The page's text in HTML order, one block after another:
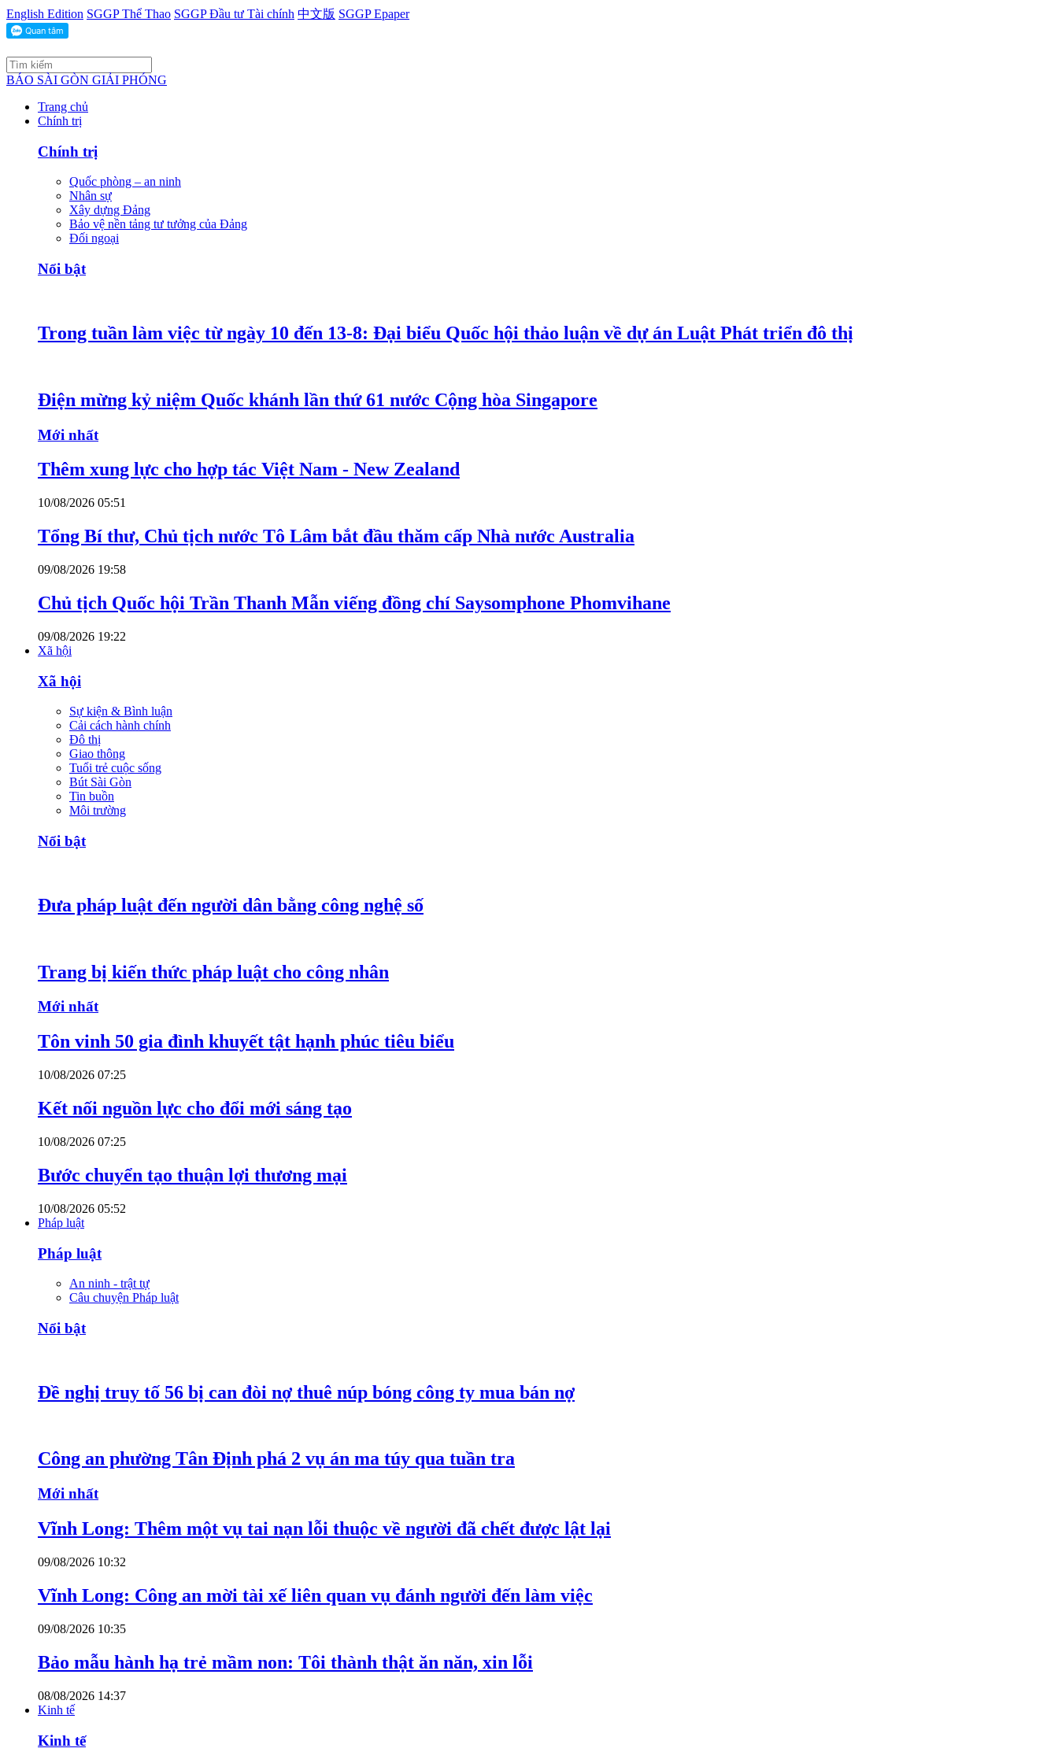
English Edition SGGP Thể Thao SGGP Đầu tư Tài chính 中文版 SGGP Epaper
BÁO SÀI GÒN GIẢI PHÓNG
Trang chủ
Chính trị
Chính trị
Quốc phòng – an ninh
Nhân sự
Xây dựng Đảng
Bảo vệ nền tảng tư tưởng của Đảng
Đối ngoại
Nổi bật
Trong tuần làm việc từ ngày 10 đến 13-8: Đại biểu Quốc hội thảo luận về dự án Luật Phát triển đô thị
Điện mừng kỷ niệm Quốc khánh lần thứ 61 nước Cộng hòa Singapore
Mới nhất
Thêm xung lực cho hợp tác Việt Nam - New Zealand
10/08/2026 05:51
Tổng Bí thư, Chủ tịch nước Tô Lâm bắt đầu thăm cấp Nhà nước Australia
09/08/2026 19:58
Chủ tịch Quốc hội Trần Thanh Mẫn viếng đồng chí Saysomphone Phomvihane
09/08/2026 19:22
Xã hội
Xã hội
Sự kiện & Bình luận
Cải cách hành chính
Đô thị
Giao thông
Tuổi trẻ cuộc sống
Bút Sài Gòn
Tin buồn
Môi trường
Nổi bật
Đưa pháp luật đến người dân bằng công nghệ số
Trang bị kiến thức pháp luật cho công nhân
Mới nhất
Tôn vinh 50 gia đình khuyết tật hạnh phúc tiêu biểu
10/08/2026 07:25
Kết nối nguồn lực cho đổi mới sáng tạo
10/08/2026 07:25
Bước chuyển tạo thuận lợi thương mại
10/08/2026 05:52
Pháp luật
Pháp luật
An ninh - trật tự
Câu chuyện Pháp luật
Nổi bật
Đề nghị truy tố 56 bị can đòi nợ thuê núp bóng công ty mua bán nợ
Công an phường Tân Định phá 2 vụ án ma túy qua tuần tra
Mới nhất
Vĩnh Long: Thêm một vụ tai nạn lỗi thuộc về người đã chết được lật lại
09/08/2026 10:32
Vĩnh Long: Công an mời tài xế liên quan vụ đánh người đến làm việc
09/08/2026 10:35
Bảo mẫu hành hạ trẻ mầm non: Tôi thành thật ăn năn, xin lỗi
08/08/2026 14:37
Kinh tế
Kinh tế